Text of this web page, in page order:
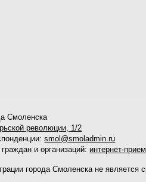
Смоленска
революции, 1/2
smol@smoladmin.ru
и организаций: интернет-
города Смоленска не является